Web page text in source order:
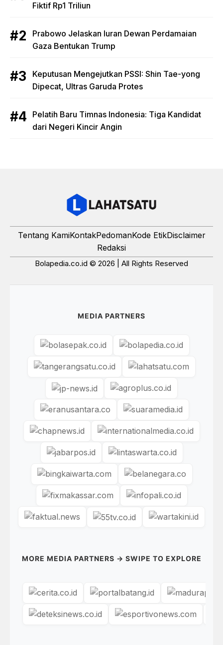
Fiktif Rp1 Triliun
Prabowo Jelaskan Iuran Dewan Perdamaian
Gaza Bentukan Trump
Keputusan Mengejutkan PSSI: Shin Tae-yong
Dipecat, Ultras Garuda Protes
Pelatih Baru Timnas Indonesia: Tiga Kandidat
dari Negeri Kincir Angin
Tentang KamiKontakPedomanKode EtikDisclaimer
Redaksi
Bolapedia.co.id © 2026 | All Rights Reserved
MEDIA PARTNERS
MORE MEDIA PARTNERS → SWIPE TO EXPLORE